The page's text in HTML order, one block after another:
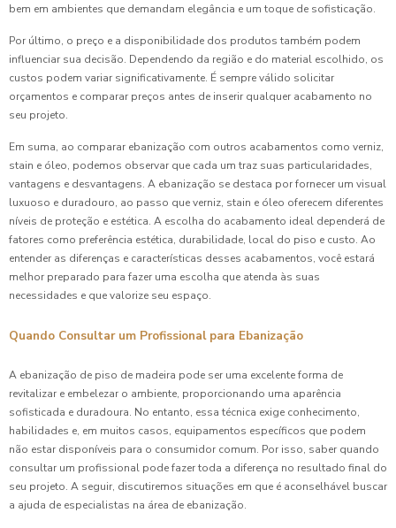
bem em ambientes que demandam elegância e um toque de sofisticação.
Por último, o preço e a disponibilidade dos produtos também podem
influenciar sua decisão. Dependendo da região e do material escolhido, os
custos podem variar significativamente. É sempre válido solicitar
orçamentos e comparar preços antes de inserir qualquer acabamento no
seu projeto.
Em suma, ao comparar ebanização com outros acabamentos como verniz,
stain e óleo, podemos observar que cada um traz suas particularidades,
vantagens e desvantagens. A ebanização se destaca por fornecer um visual
luxuoso e duradouro, ao passo que verniz, stain e óleo oferecem diferentes
níveis de proteção e estética. A escolha do acabamento ideal dependerá de
fatores como preferência estética, durabilidade, local do piso e custo. Ao
entender as diferenças e características desses acabamentos, você estará
melhor preparado para fazer uma escolha que atenda às suas
necessidades e que valorize seu espaço.
Quando Consultar um Profissional para Ebanização
A ebanização de piso de madeira pode ser uma excelente forma de
revitalizar e embelezar o ambiente, proporcionando uma aparência
sofisticada e duradoura. No entanto, essa técnica exige conhecimento,
habilidades e, em muitos casos, equipamentos específicos que podem
não estar disponíveis para o consumidor comum. Por isso, saber quando
consultar um profissional pode fazer toda a diferença no resultado final do
seu projeto. A seguir, discutiremos situações em que é aconselhável buscar
a ajuda de especialistas na área de ebanização.